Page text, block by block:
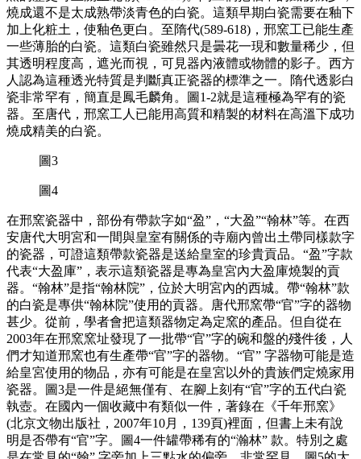
燒成還不是太成熟帶淡青色的白瓷。這類早期白瓷需要在釉下
加上化粧土，使釉色更白。至隋代(589-618)，邢窯工已能生產
一些薄胎的白瓷。這類白瓷雖然只是曇花一現和數量稀少，但
其透明程度高，遮光而視，可見器內液體或物體的影子。西方
人認為這種透光特質是判斷真正瓷器的標準之一。隋代透影白
瓷非常罕有，簡直是鳳毛麟角。圖1-2就是這種極為罕有的瓷
器。至唐代，邢窯工人已能用高質和精製的材料在高溫下成功
燒成精美的白瓷。
圖3
圖4
在邢窯瓷器中，部份有帶款字如“盈”，“大盈”“翰林”等。在西
安唐代大明宮和一間與皇室有關係的寺廟內曾出土帶同樣款字
的瓷器，可證這類帶款瓷器是送給皇室的珍貴貢品。“盈”字款
代表“大盈庫”，表示這類瓷器是專為皇宮內大盈庫燒製的貢
器。“翰林”是指“翰林院”，位於大明宮內的西城。帶“翰林”款
的白瓷是專供“翰林院”使用的貢器。唐代邢窯帶“官”字的器物
甚少。從前，學者會把這類器物定為定窯的產品。但自從在
2003年在邢窯窯址發現了一批帶“官”字的碗和盤的殘件後，人
們才知道邢窯也有生產帶“官”字的器物。“官” 字器物可能是造
給皇宮使用的物品，亦有可能是在皇宮以外的貴族們定燒家用
瓷器。圖3是一件是絕無僅有、在腳上刻有“官”字的五代白瓷
執壺。在國內一個收藏中有類似一件，著錄在《千年邢窯》
(北京文物出版社，2007年10月，139頁)裡面，但書上未有說
明是否帶有“官”字。圖4一件罐帶稀有的“瀚林” 款。特別之處